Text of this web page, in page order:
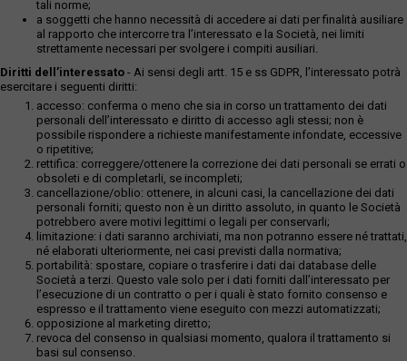
tali norme;
a soggetti che hanno necessità di accedere ai dati per finalità ausiliare
al rapporto che intercorre tra l’interessato e la Società, nei limiti
strettamente necessari per svolgere i compiti ausiliari.
Diritti dell’interessato - Ai sensi degli artt. 15 e ss GDPR, l’interessato potrà
esercitare i seguenti diritti:
accesso: conferma o meno che sia in corso un trattamento dei dati
personali dell’interessato e diritto di accesso agli stessi; non è
possibile rispondere a richieste manifestamente infondate, eccessive
o ripetitive;
rettifica: correggere/ottenere la correzione dei dati personali se errati o
obsoleti e di completarli, se incompleti;
cancellazione/oblio: ottenere, in alcuni casi, la cancellazione dei dati
personali forniti; questo non è un diritto assoluto, in quanto le Società
potrebbero avere motivi legittimi o legali per conservarli;
limitazione: i dati saranno archiviati, ma non potranno essere né trattati,
né elaborati ulteriormente, nei casi previsti dalla normativa;
portabilità: spostare, copiare o trasferire i dati dai database delle
Società a terzi. Questo vale solo per i dati forniti dall’interessato per
l’esecuzione di un contratto o per i quali è stato fornito consenso e
espresso e il trattamento viene eseguito con mezzi automatizzati;
opposizione al marketing diretto;
revoca del consenso in qualsiasi momento, qualora il trattamento si
basi sul consenso.